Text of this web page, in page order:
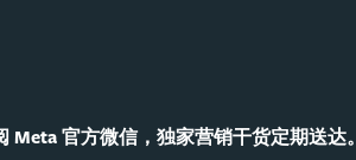
Meta 官方微信，独家营销干货定期送达。